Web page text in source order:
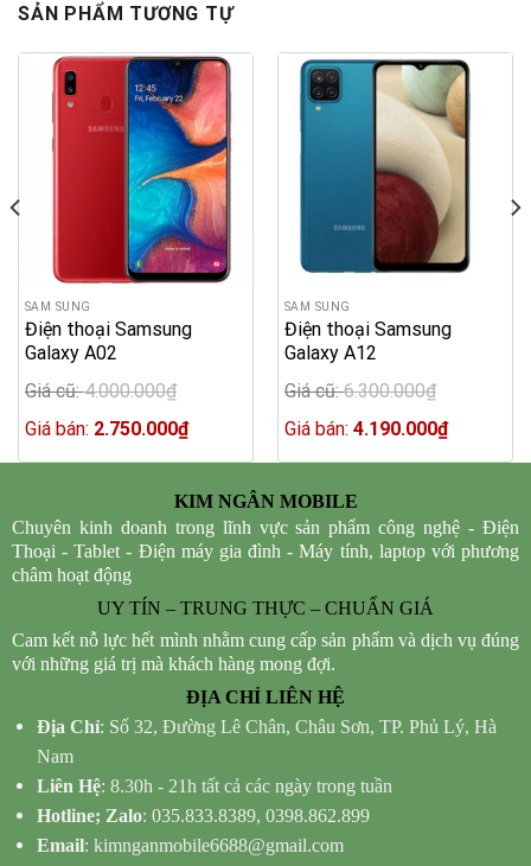
SẢN PHẨM TƯƠNG TỰ
SAM SUNG
Điện thoại Samsung
Galaxy A02
Giá cũ:4.000.000₫
price
4.000.000₫.
Giá bán: 2.750.000₫Current
is:
2.750.000₫.
SAM SUNG
Điện thoại Samsung
Galaxy A12
Giá cũ:6.300.000₫
price
6.300.000₫.
Giá bán: 4.190.000₫Current
is:
KIM NGÂN MOBILE
Chuyên kinh doanh trong lĩnh vực sản phẩm công nghệ - Điện
Thoại - Tablet - Điện máy gia đình - Máy tính, laptop với phương
châm hoạt động
UY TÍN – TRUNG THỰC – CHUẨN GIÁ
Cam kết nỗ lực hết mình nhằm cung cấp sản phẩm và dịch vụ đúng
với những giá trị mà khách hàng mong đợi.
ĐỊA CHỈ LIÊN HỆ
Địa Chỉ: Số 32, Đường Lê Chân, Châu Sơn, TP. Phủ Lý, Hà
Nam
Liên Hệ: 8.30h - 21h tất cả các ngày trong tuần
Hotline; Zalo: 035.833.8389, 0398.862.899
Email: kimnganmobile6688@gmail.com